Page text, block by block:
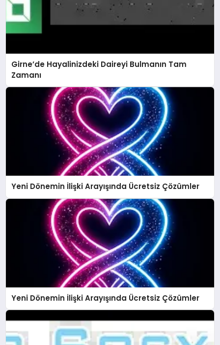
Girne’de Hayalinizdeki Daireyi Bulmanın Tam
Zamanı
Yeni Dönemin İlişki Arayışında Ücretsiz Çözümler
Yeni Dönemin İlişki Arayışında Ücretsiz Çözümler